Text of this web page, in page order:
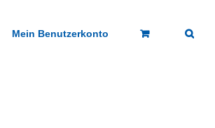
Mein Benutzerkonto